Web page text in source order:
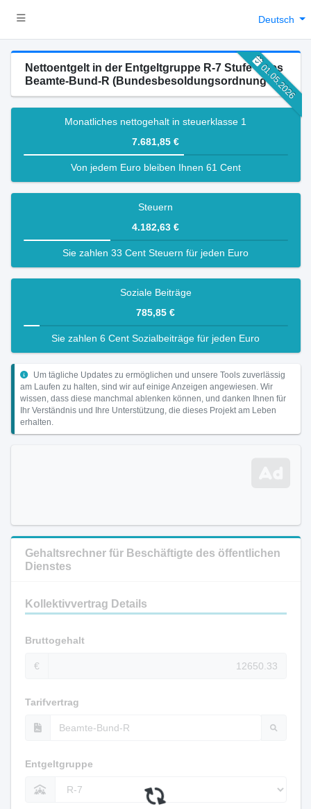
Deutsch
01.05.2026
Nettoentgelt in der Entgeltgruppe R-7 Stufe 0 des
Beamte-Bund-R (Bundesbesoldungsordnung R)
Monatliches nettogehalt in steuerklasse 1
7.681,85 €
Von jedem Euro bleiben Ihnen 61 Cent
Steuern
4.182,63 €
Sie zahlen 33 Cent Steuern für jeden Euro
Soziale Beiträge
785,85 €
Sie zahlen 6 Cent Sozialbeiträge für jeden Euro
Um tägliche Updates zu ermöglichen und unsere Tools zuverlässig
am Laufen zu halten, sind wir auf einige Anzeigen angewiesen. Wir
wissen, dass diese manchmal ablenken können, und danken Ihnen für
Ihr Verständnis und Ihre Unterstützung, die dieses Projekt am Leben
erhalten.
Gehaltsrechner für Beschäftigte des öffentlichen
Dienstes
Kollektivvertrag Details
Bruttogehalt
€
Tarifvertrag
Entgeltgruppe